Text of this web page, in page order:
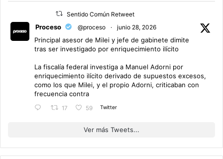
Sentido Común Retweet
Proceso @proceso · junio 28, 2026
Principal asesor de Milei y jefe de gabinete dimite
tras ser investigado por enriquecimiento ilícito
La fiscalía federal investiga a Manuel Adorni por
enriquecimiento ilícito derivado de supuestos excesos,
como los que Milei, y el propio Adorni, criticaban con
frecuencia contra
17 59 Twitter
Ver más Tweets...